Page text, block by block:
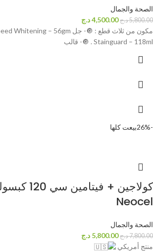
الصحة والجمال
5,800.00د.ج 4,500.00د.ج
Stainguard – 118ml . 🔘- قالب
-26% بيعت كلها
كولاجين +
Neocel
الصحة والجمال
7,800.00د.ج 5,800.00 د.ج
منتج أمريكي